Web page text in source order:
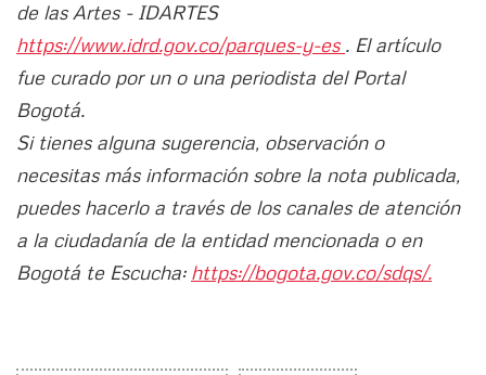
de las Artes - IDARTES
https://www.idrd.gov.co/parques-y-es . El artículo
fue curado por un o una periodista del Portal
Bogotá.
Si tienes alguna sugerencia, observación o
necesitas más información sobre la nota publicada,
puedes hacerlo a través de los canales de atención
a la ciudadanía de la entidad mencionada o en
Bogotá te Escucha: https://bogota.gov.co/sdqs/.